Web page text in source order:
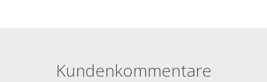
Kundenkommentare